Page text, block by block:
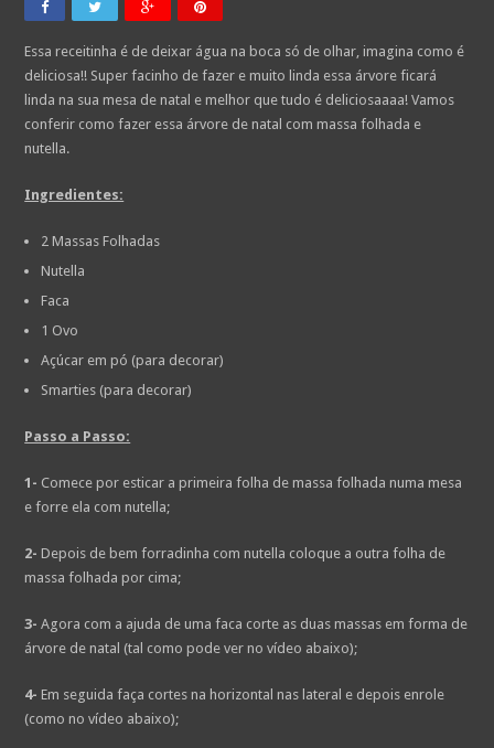
Essa receitinha é de deixar água na boca só de olhar, imagina como é
deliciosa!! Super facinho de fazer e muito linda essa árvore ficará
linda na sua mesa de natal e melhor que tudo é deliciosaaaa! Vamos
conferir como fazer essa árvore de natal com massa folhada e
nutella.
Ingredientes:
2 Massas Folhadas
Nutella
Faca
1 Ovo
Açúcar em pó (para decorar)
Smarties (para decorar)
Passo a Passo:
1- Comece por esticar a primeira folha de massa folhada numa mesa
e forre ela com nutella;
2- Depois de bem forradinha com nutella coloque a outra folha de
massa folhada por cima;
3- Agora com a ajuda de uma faca corte as duas massas em forma de
árvore de natal (tal como pode ver no vídeo abaixo);
4- Em seguida faça cortes na horizontal nas lateral e depois enrole
(como no vídeo abaixo);